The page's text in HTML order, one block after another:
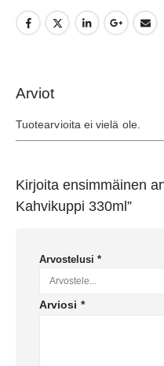
Arviot
Tuotearvioita ei vielä ole.
Kirjoita ensimmäinen
Kahvikuppi 330ml”
Arvostelusi *
Arviosi *